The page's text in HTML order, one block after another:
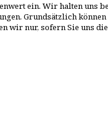
ein. Wir halten uns
Grundsätzlich
wir nur, sofern Sie uns